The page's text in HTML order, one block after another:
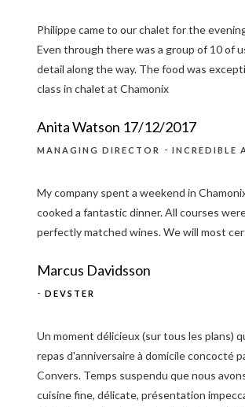
Philippe came to our chalet for the
Even through there was a group of 10 of
detail along the way. The food was
class in chalet at Chamonix
Anita Watson 17/12/2017
MANAGING DIRECTOR - INCREDIBLE
My company spent a weekend in
cooked a fantastic dinner. All courses
perfectly matched wines. We will most
Marcus Davidsson
- DEVSTER
Un moment délicieux (sur tous les plans)
repas d'anniversaire à domicile concocté
Convers. Temps suspendu que nous
cuisine fine, délicate, présentation